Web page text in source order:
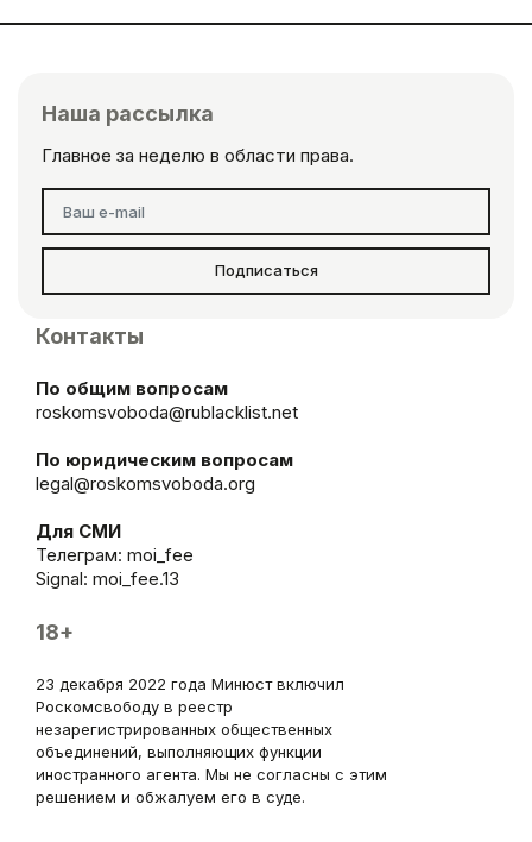
Наша рассылка
Главное за неделю в области права.
Подписаться
Контакты
По общим вопросам
roskomsvoboda@rublacklist.net
По юридическим вопросам
legal@roskomsvoboda.org
Для СМИ
Телеграм: moi_fee
Signal: moi_fee.13
18+
23 декабря 2022 года Минюст включил
Роскомсвободу в реестр
незарегистрированных общественных
объединений, выполняющих функции
иностранного агента. Мы не согласны с этим
решением и обжалуем его в суде.